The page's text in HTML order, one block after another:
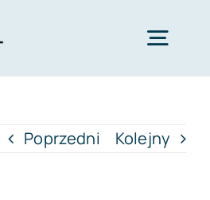
Poprzedni Kolejny